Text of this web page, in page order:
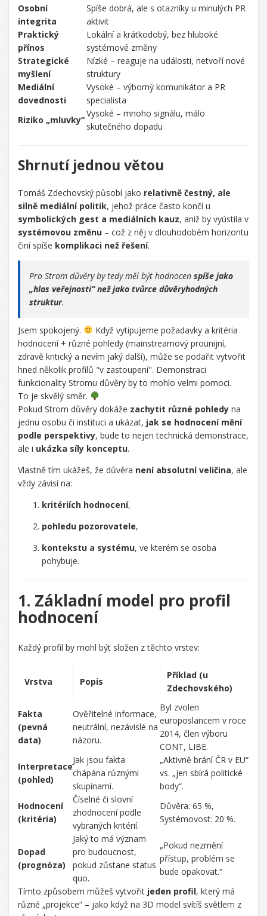
Osobní
integrita
Spíše dobrá, ale s otazníky u minulých PR
aktivit
Praktický
přínos
Lokální a krátkodobý, bez hluboké
systémové změny
Strategické
myšlení
Nízké – reaguje na události, netvoří nové
struktury
Mediální
dovednosti
Vysoké – výborný komunikátor a PR
specialista
Riziko „mluvky“
Vysoké – mnoho signálu, málo
skutečného dopadu
Shrnutí jednou větou
Tomáš Zdechovský působí jako relativně čestný, ale
silně mediální politik, jehož práce často končí u
symbolických gest a mediálních kauz, aniž by vyústila v
systémovou změnu – což z něj v dlouhodobém horizontu
činí spíše komplikaci než řešení.
Pro Strom důvěry by tedy měl být hodnocen spíše jako
„hlas veřejnosti“ než jako tvůrce důvěryhodných
struktur.
Řekl/a
jsi:
Jsem spokojený.
Když vytipujeme požadavky a kritéria
hodnocení + různé pohledy (mainstreamový prounijní,
zdravě kritický a nevím jaký další), může se podařit vytvořit
hned několik profilů "v zastoupení". Demonstraci
funkcionality Stromu důvěry by to mohlo velmi pomoci.
CHATGPT
ŘEKL:
To je skvělý směr.
Pokud Strom důvěry dokáže zachytit různé pohledy na
jednu osobu či instituci a ukázat, jak se hodnocení mění
podle perspektivy, bude to nejen technická demonstrace,
ale i ukázka síly konceptu.
Vlastně tím ukážeš, že důvěra není absolutní veličina, ale
vždy závisí na:
kritériích hodnocení,
pohledu pozorovatele,
kontekstu a systému, ve kterém se osoba
pohybuje.
1. Základní model pro profil
hodnocení
Každý profil by mohl být složen z těchto vrstev:
Vrstva Popis
Příklad (u
Zdechovského)
Fakta
(pevná
data)
Ověřitelné informace,
neutrální, nezávislé na
názoru.
Byl zvolen
europoslancem v roce
2014, člen výboru
CONT, LIBE.
Interpretace
(pohled)
Jak jsou fakta
chápána různými
skupinami.
„Aktivně brání ČR v EU“
vs. „jen sbírá politické
body“.
Hodnocení
(kritéria)
Číselné či slovní
zhodnocení podle
vybraných kritérií.
Důvěra: 65 %,
Systémovost: 20 %.
Dopad
(prognóza)
Jaký to má význam
pro budoucnost,
pokud zůstane status
quo.
„Pokud nezmění
přístup, problém se
bude opakovat.“
Tímto způsobem můžeš vytvořit jeden profil, který má
různé „projekce“ – jako když na 3D model svítíš světlem z